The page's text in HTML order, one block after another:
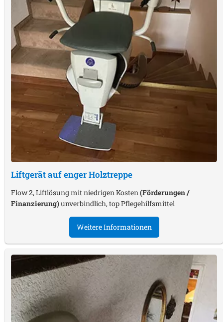
Liftgerät auf enger Holztreppe
Flow 2, Liftlösung mit niedrigen Kosten (Förderungen /
Finanzierung)unverbindlich, top Pflegehilfsmittel
Weitere Informationen